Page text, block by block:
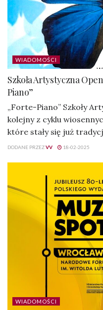
WIADOMOŚCI
Szkoła Artystyczna
Piano”
„Forte-Piano” Szkoły
kolejny z cyklu
które stały się już
DODANE PRZEZVV 18-02-2025
WIADOMOŚCI